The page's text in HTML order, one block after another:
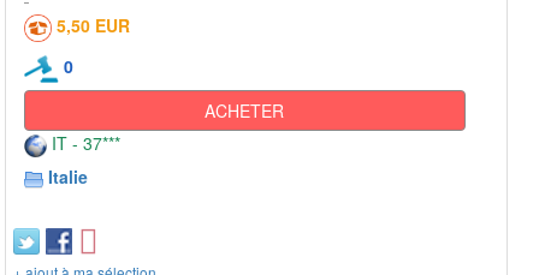
5,50 EUR
0
ACHETER
IT - 37***
Italie